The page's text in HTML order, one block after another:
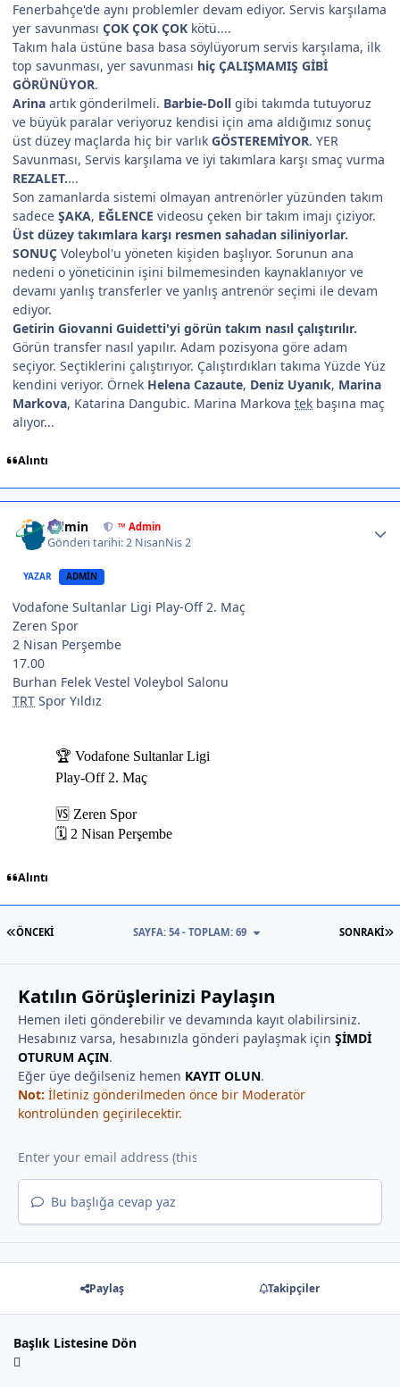
Fenerbahçe'de aynı problemler devam ediyor. Servis karşılama
yer savunması ÇOK ÇOK ÇOK kötü....
Takım hala üstüne basa basa söylüyorum servis karşılama, ilk
top savunması, yer savunması hiç ÇALIŞMAMIŞ GİBİ
GÖRÜNÜYOR.
Arina artık gönderilmeli. Barbie-Doll gibi takımda tutuyoruz
ve büyük paralar veriyoruz kendisi için ama aldığımız sonuç
üst düzey maçlarda hiç bir varlık GÖSTEREMİYOR. YER
Savunması, Servis karşılama ve iyi takımlara karşı smaç vurma
REZALET....
Son zamanlarda sistemi olmayan antrenörler yüzünden takım
sadece ŞAKA, EĞLENCE videosu çeken bir takım imajı çiziyor.
Üst düzey takımlara karşı resmen sahadan siliniyorlar.
SONUÇ Voleybol'u yöneten kişiden başlıyor. Sorunun ana
nedeni o yöneticinin işini bilmemesinden kaynaklanıyor ve
devamı yanlış transferler ve yanlış antrenör seçimi ile devam
ediyor.
Getirin Giovanni Guidetti'yi görün takım nasıl çalıştırılır.
Görün transfer nasıl yapılır. Adam pozisyona göre adam
seçiyor. Seçtiklerini çalıştırıyor. Çalıştırdıkları takıma Yüzde Yüz
kendini veriyor. Örnek Helena Cazaute, Deniz Uyanık, Marina
Markova, Katarina Dangubic. Marina Markova tek başına maç
alıyor...
Alıntı
Admin ™ Admin
Gönderi tarihi:2 NisanNis 2
YAZAR ADMIN
Vodafone Sultanlar Ligi Play-Off 2. Maç
Zeren Spor
2 Nisan Perşembe
17.00
Burhan Felek Vestel Voleybol Salonu
TRT Spor Yıldız
Alıntı
İLK SAYFA
ÖNCEKI SONRAKI
SAYFA: 54 - TOPLAM: 69
Katılın Görüşlerinizi Paylaşın
Hemen ileti gönderebilir ve devamında kayıt olabilirsiniz.
Hesabınız varsa, hesabınızla gönderi paylaşmak için ŞİMDİ
OTURUM AÇIN.
Eğer üye değilseniz hemen KAYIT OLUN.
Not: İletiniz gönderilmeden önce bir Moderatör
kontrolünden geçirilecektir.
Bu başlığa cevap yaz
Paylaş Takipçiler
Başlık Listesine Dön